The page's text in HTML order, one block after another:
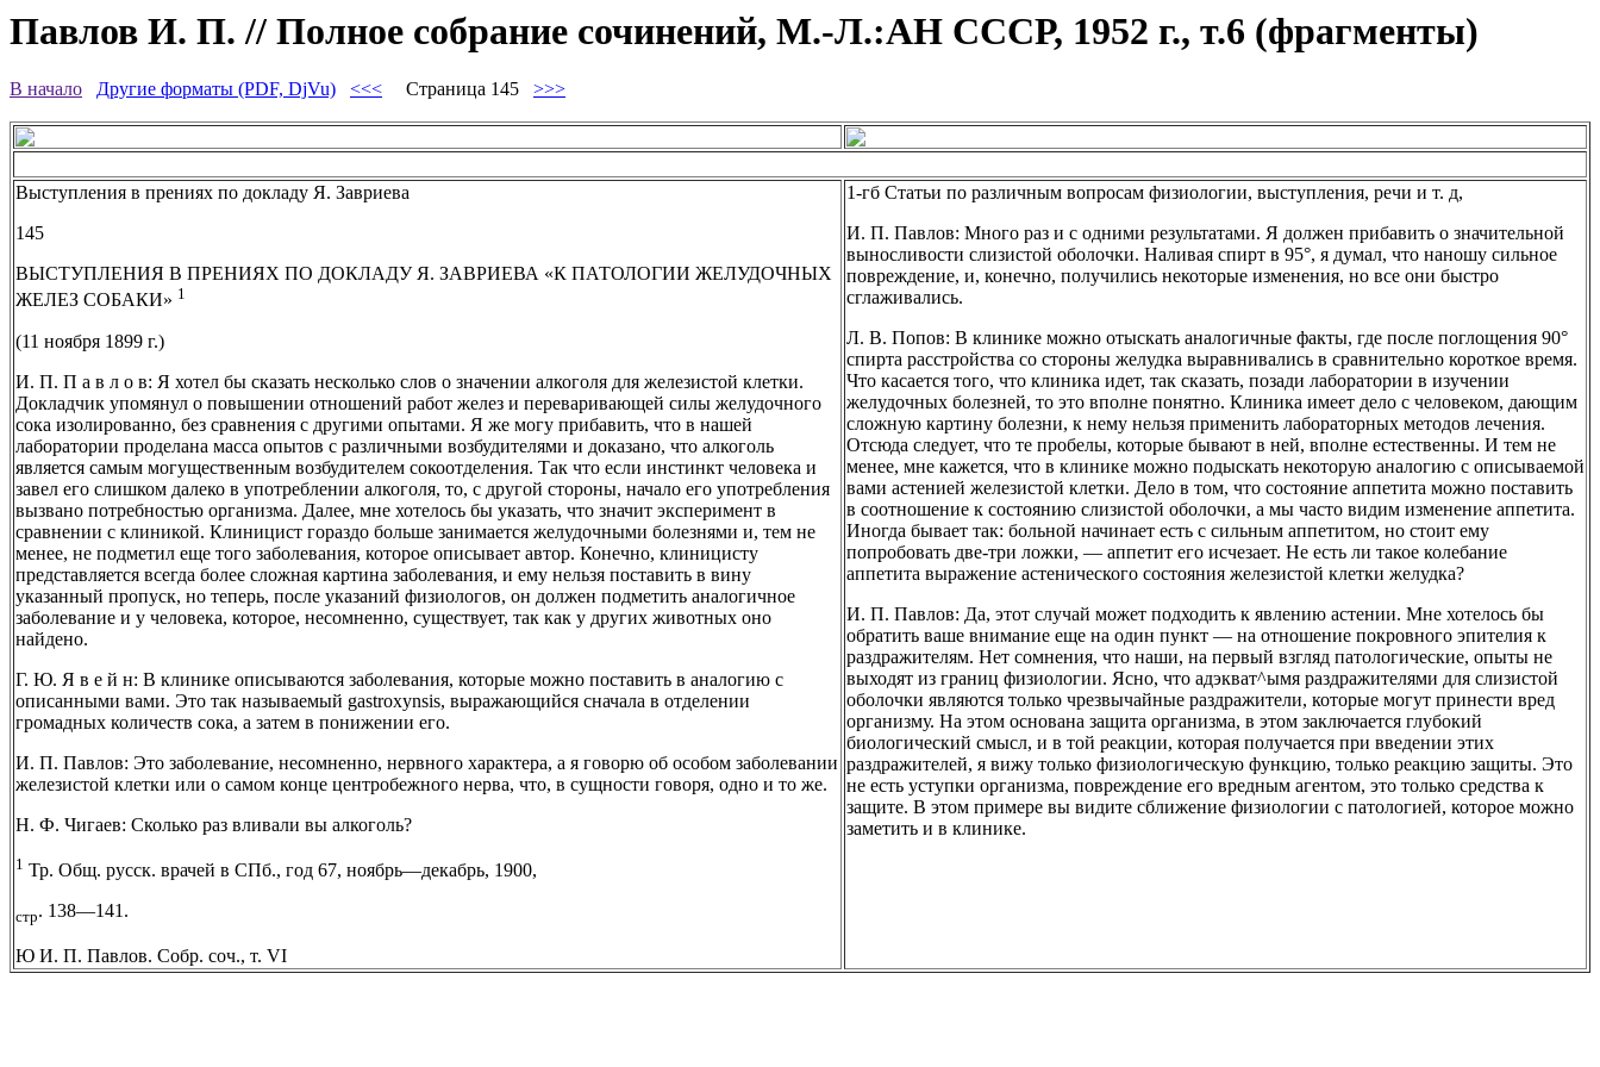
Павлов И. П. // Полное собрание сочинений, М.-Л.:АН СССР, 1952 г., т.6 (фрагменты)
В начало Другие форматы (PDF, DjVu) <<< Страница 145 >>>
Выступления в прениях по докладу Я. Завриева
145
ВЫСТУПЛЕНИЯ В ПРЕНИЯХ ПО ДОКЛАДУ Я. ЗАВРИЕВА «К ПАТОЛОГИИ ЖЕЛУДОЧНЫХ
ЖЕЛЕЗ СОБАКИ» 1
(11 ноября 1899 г.)
И. П. П а в л о в: Я хотел бы сказать несколько слов о значении алкоголя для железистой клетки.
Докладчик упомянул о повышении отношений работ желез и переваривающей силы желудочного
сока изолированно, без сравнения с другими опытами. Я же могу прибавить, что в нашей
лаборатории проделана масса опытов с различными возбудителями и доказано, что алкоголь
является самым могущественным возбудителем сокоотделения. Так что если инстинкт человека и
завел его слишком далеко в употреблении алкоголя, то, с другой стороны, начало его употребления
вызвано потребностью организма. Далее, мне хотелось бы указать, что значит эксперимент в
сравнении с клиникой. Клиницист гораздо больше занимается желудочными болезнями и, тем не
менее, не подметил еще того заболевания, которое описывает автор. Конечно, клиницисту
представляется всегда более сложная картина заболевания, и ему нельзя поставить в вину
указанный пропуск, но теперь, после указаний физиологов, он должен подметить аналогичное
заболевание и у человека, которое, несомненно, существует, так как у других животных оно
найдено.
Г. Ю. Я в е й н: В клинике описываются заболевания, которые можно поставить в аналогию с
описанными вами. Это так называемый gastroxynsis, выражающийся сначала в отделении
громадных количеств сока, а затем в понижении его.
И. П. Павлов: Это заболевание, несомненно, нервного характера, а я говорю об особом заболевании
железистой клетки или о самом конце центробежного нерва, что, в сущности говоря, одно и то же.
Н. Ф. Чигаев: Сколько раз вливали вы алкоголь?
1 Тр. Общ. русск. врачей в СПб., год 67, ноябрь—декабрь, 1900,
стр. 138—141.
Ю И. П. Павлов. Собр. соч., т. VI
1-гб Статьи по различным вопросам физиологии, выступления, речи и т. д,
И. П. Павлов: Много раз и с одними результатами. Я должен прибавить о значительной
выносливости слизистой оболочки. Наливая спирт в 95°, я думал, что наношу сильное
повреждение, и, конечно, получились некоторые изменения, но все они быстро
сглаживались.
Л. В. Попов: В клинике можно отыскать аналогичные факты, где после поглощения 90°
спирта расстройства со стороны желудка выравнивались в сравнительно короткое время.
Что касается того, что клиника идет, так сказать, позади лаборатории в изучении
желудочных болезней, то это вполне понятно. Клиника имеет дело с человеком, дающим
сложную картину болезни, к нему нельзя применить лабораторных методов лечения.
Отсюда следует, что те пробелы, которые бывают в ней, вполне естественны. И тем не
менее, мне кажется, что в клинике можно подыскать некоторую аналогию с описываемой
вами астенией железистой клетки. Дело в том, что состояние аппетита можно поставить
в соотношение к состоянию слизистой оболочки, а мы часто видим изменение аппетита.
Иногда бывает так: больной начинает есть с сильным аппетитом, но стоит ему
попробовать две-три ложки, — аппетит его исчезает. Не есть ли такое колебание
аппетита выражение астенического состояния железистой клетки желудка?
И. П. Павлов: Да, этот случай может подходить к явлению астении. Мне хотелось бы
обратить ваше внимание еще на один пункт — на отношение покровного эпителия к
раздражителям. Нет сомнения, что наши, на первый взгляд патологические, опыты не
выходят из границ физиологии. Ясно, что адэкват^ымя раздражителями для слизистой
оболочки являются только чрезвычайные раздражители, которые могут принести вред
организму. На этом основана защита организма, в этом заключается глубокий
биологический смысл, и в той реакции, которая получается при введении этих
раздражителей, я вижу только физиологическую функцию, только реакцию защиты. Это
не есть уступки организма, повреждение его вредным агентом, это только средства к
защите. В этом примере вы видите сближение физиологии с патологией, которое можно
заметить и в клинике.